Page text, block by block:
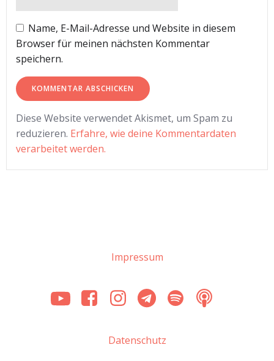
Name, E-Mail-Adresse und Website in diesem
Browser für meinen nächsten Kommentar
speichern.
Diese Website verwendet Akismet, um Spam zu
reduzieren. Erfahre, wie deine Kommentardaten
verarbeitet werden.
Impressum
Datenschutz